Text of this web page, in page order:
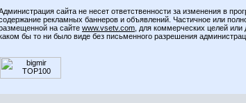
сайта не несет ответственности за изменения в
рекламных баннеров и объявлений. Частичное или
на сайте www.vsetv.com , для коммерческих целей
бы то ни было виде без письменного разрешения